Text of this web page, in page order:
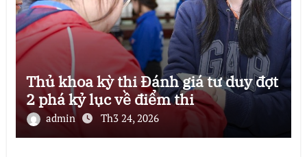
Thủ khoa kỳ thi Đánh giá tư duy đợt
2 phá kỷ lục về điểm thi
admin Th3 24, 2026